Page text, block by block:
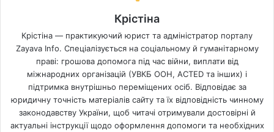
Крістіна
Крістіна — практикуючий юрист та адміністратор порталу
Zayava Info. Спеціалізується на соціальному й гуманітарному
праві: грошова допомога під час війни, виплати від
міжнародних організацій (УВКБ ООН, ACTED та інших) і
підтримка внутрішньо переміщених осіб. Відповідає за
юридичну точність матеріалів сайту та їх відповідність чинному
законодавству України, щоб читачі отримували достовірні й
актуальні інструкції щодо оформлення допомоги та необхідних